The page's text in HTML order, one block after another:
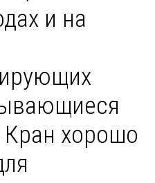
и на
хорошо